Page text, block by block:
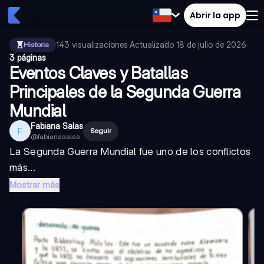
Abrir la app
Historia 143 visualizaciones·Actualizado 18 de julio de 2026·
3 páginas
Eventos Claves y Batallas
Principales de la Segunda Guerra
Mundial
F Fabiana Salas
@fabianasalas
Seguir
La Segunda Guerra Mundial fue uno de los conflictos
más...
Mostrar más